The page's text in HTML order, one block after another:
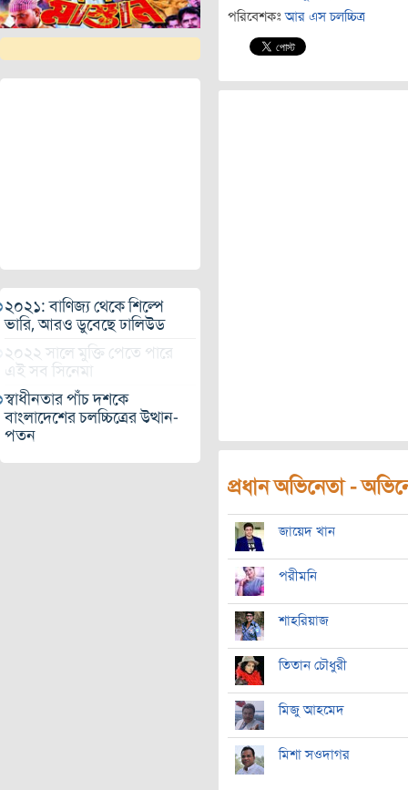
২০২১: বাণিজ্য থেকে শিল্পে
ভারি, আরও ডুবেছে ঢালিউড
২০২২ সালে মুক্তি পেতে পারে
এই সব সিনেমা
স্বাধীনতার পাঁচ দশকে
বাংলাদেশের চলচ্চিত্রের উত্থান-
পতন
পরিবেশকঃ আর এস চলচ্চিত্র
প্রধান অভিনেতা -
জায়েদ খান
পরীমনি
শাহরিয়াজ
তিতান চৌধুরী
মিজু আহমেদ
মিশা সওদাগর